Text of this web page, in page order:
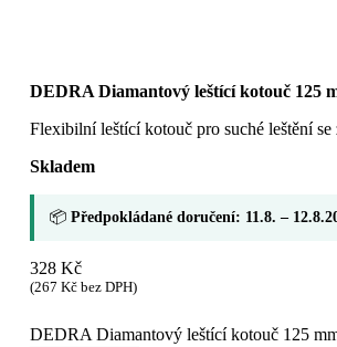
DEDRA Diamantový leštící kotouč 125
Flexibilní leštící kotouč pro suché leštění
Skladem
📦 Předpokládané doručení: 11.8. –
328 Kč
(267 Kčbez DPH)
DEDRA Diamantový leštící kotouč 125